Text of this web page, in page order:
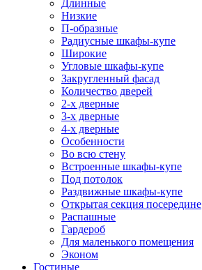
Длинные
Низкие
П-образные
Радиусные шкафы-купе
Широкие
Угловые шкафы-купе
Закругленный фасад
Количество дверей
2-х дверные
3-х дверные
4-х дверные
Особенности
Во всю стену
Встроенные шкафы-купе
Под потолок
Раздвижные шкафы-купе
Открытая секция посередине
Распашные
Гардероб
Для маленького помещения
Эконом
Гостиные